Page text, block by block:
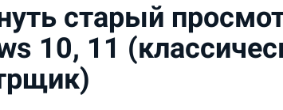
старый
10, 11